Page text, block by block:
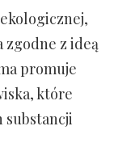
zgodne z ideą
promuje
które
substancji